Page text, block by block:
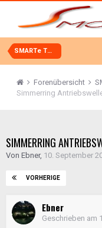
SMARTe Technik
Forenübersicht
Simmerring
SIMMERRING
Von Ebner, 10. September
VORHERIGE
Ebner
Geschrieben am